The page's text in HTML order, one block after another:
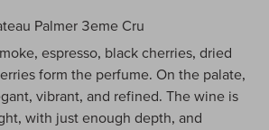
Palmer 3eme Cru
espresso, black cherries, dried
form the perfume. On the palate,
vibrant, and refined. The wine is
with just enough depth, and